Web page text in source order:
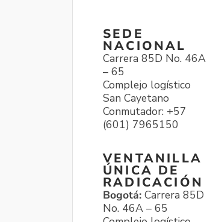
SEDE
NACIONAL
Carrera 85D No. 46A
– 65
Complejo logístico
San Cayetano
Conmutador: +57
(601) 7965150
VENTANILLA
ÚNICA DE
RADICACIÓN
Bogotá: Carrera 85D
No. 46A – 65